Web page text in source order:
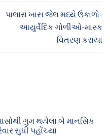
પાલારા ખાસ જેલ મધ્યે ઉકાળો-
આયુર્વેદિક ગોળીઓ-માસ્ક
વિતરણ કરાયા
ગુમ થયેલા બે માનસિક
સુધી પહોંચ્યા